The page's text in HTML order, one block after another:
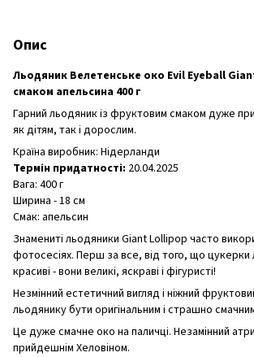
Опис
Льодяник Велетенське око Evil Eyeball
смаком апельсина 400 г
Гарний льодяник із фруктовим смаком дуже
як дітям, так і дорослим.
Країна виробник: Нідерланди
Термін придатності: 20.04.2025
Вага: 400 г
Ширина - 18 см
Смак: апельсин
Знамениті льодяники Giant Lollipop часто
фотосесіях. Перш за все, від того, що
красиві - вони великі, яскраві і фігуристі!
Незмінний естетичний вигляд і ніжний
льодянику бути оригінальним і страшно
Це дуже смачне око на паличці. Незамінний
прийдешнім Хеловіном.